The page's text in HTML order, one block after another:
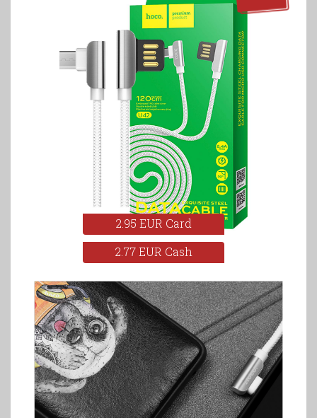
2.95 EUR Card
2.77 EUR Cash